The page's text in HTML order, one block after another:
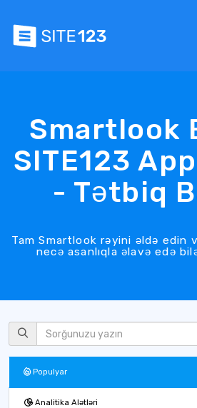
Smartlook
SITE123
- Tətbiq
Tam Smartlook rəyini əldə edin
necə asanlıqla əlavə edə
Populyar
Analitika Alətləri